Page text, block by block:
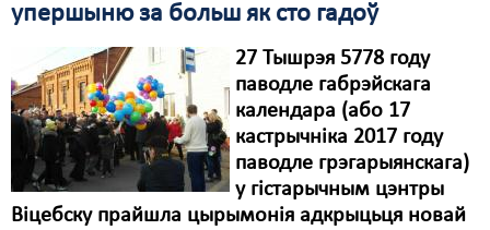
упершыню за больш як сто гадоў
27 Тышрэя 5778 году
паводле габрэйскага
календара (або 17
кастрычніка 2017 году
паводле грэгарыянскага)
у гістарычным цэнтры
Віцебску прайшла цырымонія адкрыцьця новай